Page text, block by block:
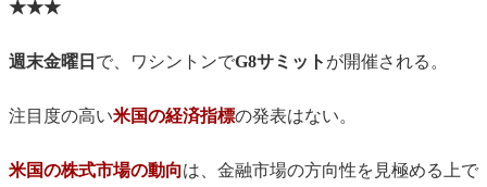
★★★
週末金曜日 で、ワシントンでG8サミット が開催される。
注目度の高い米国の経済指標の発表はない。
米国の株式市場の動向は、金融市場の方向性を見極める上で